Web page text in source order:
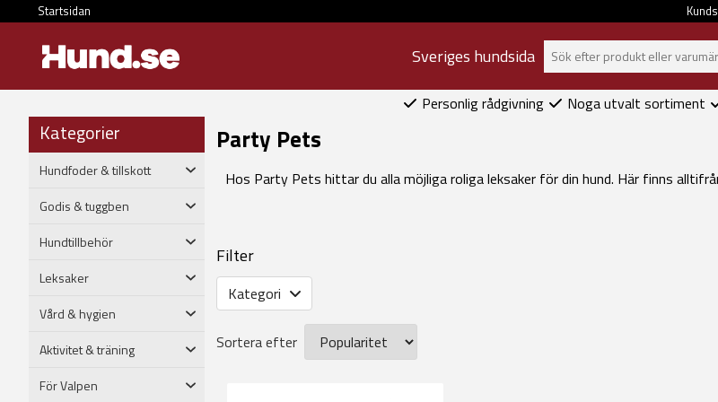
Startsidan
Sveriges hundsida
Personlig rådgivning Noga utvalt sortiment
Kategorier
Hundfoder & tillskott
Godis & tuggben
Hundtillbehör
Leksaker
Vård & hygien
Aktivitet & träning
För Valpen
Party Pets
Hos Party Pets hittar du alla möjliga roliga leksaker för din hund. Här finns
Filter
Kategori
Sortera efter